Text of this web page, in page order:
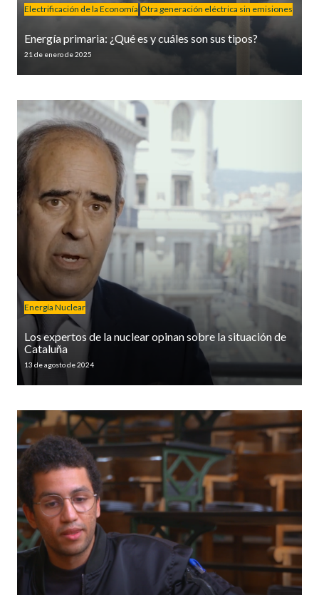
Electrificación de la Economía Otra generación eléctrica sin emisiones
Energía primaria: ¿Qué es y cuáles son sus tipos?
21 de enero de 2025
Energía Nuclear
Los expertos de la nuclear opinan sobre la situación de
Cataluña
13 de agosto de 2024